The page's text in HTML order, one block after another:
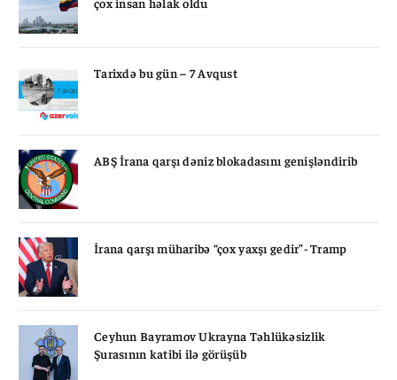
Tarixdə bu gün – 7 Avqust
ABŞ İrana qarşı dəniz blokadasını genişləndirib
İrana qarşı müharibə “çox yaxşı gedir”- Tramp
Ceyhun Bayramov Ukrayna Təhlükəsizlik
Şurasının katibi ilə görüşüb